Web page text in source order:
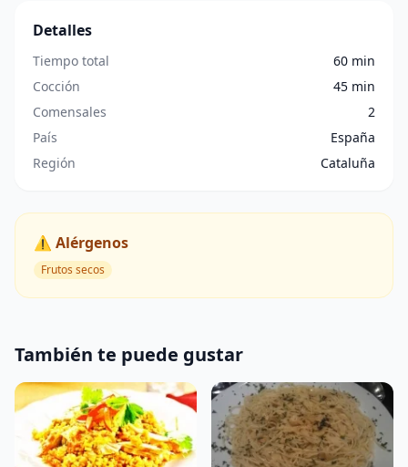
Detalles
Tiempo total
60 min
Cocción
45 min
Comensales
2
País
España
Región
Cataluña
⚠️ Alérgenos
Frutos secos
También te puede gustar